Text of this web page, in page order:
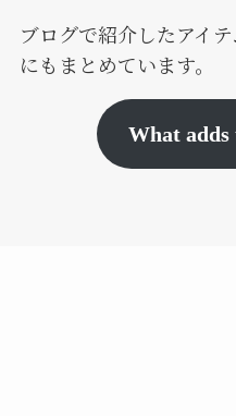
ブログで紹介したアイ
にもまとめています。
What